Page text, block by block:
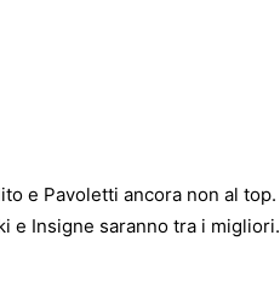
e Pavoletti ancora non al
e Insigne saranno tra i